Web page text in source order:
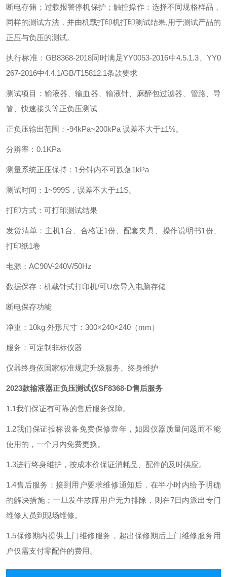
断电存储；过载报警停机保护；触控操作：选择不同规格样品，
同样的测试方法，并由机载打印机打印测试结果,用于测试产品的
正压与负压的测试。
执行标准：GB8368-2018同时满足YY0053-2016中4.5.1.3、YY0
267-2016中4.4.1/GB/T15812.1条款要求
测试项目：输液器、输血器、输液针、麻醉包过滤器、管路、导
管、快速接头等正负压测试
正负压输出范围：-94kPa~200kPa 误差不大于±1%。
分辨率：0.1KPa
测量系统正压保持：1分钟内不可跌落1kPa
测试时间：1~999S，误差不大于±1S。
打印方式：可打印测试结果
发货清单：主机1台、合格证1份、配套夹具、操作说明书1份、
打印纸1卷
电源：AC90V-240V/50Hz
数据保存：机载针式打印机/可U盘导入电脑存储
断电保存功能
净重：10kg 外形尺寸：300×240×240（mm）
服务：可定制非标仪器
仪器终身依国家标准规定升级服务、终身维护
2023款输液器正负压测试仪SF8368-D售后服务
1.1我们保证有可靠的售后服务保障。
1.2我们保证投标设备免费保修壹年，如因仪器质量问题而不能
使用的，一个月内免费更换。
1.3进行终身维护，按成本价保证消耗品、配件的及时供应。
1.4售后服务：接到用户要求维修通知后，在半小时内给予明确
的解决措施；一旦发生故障用户无力排除，则在7日内派出专门
维修人员到现场维修。
1.5保修期内提供上门维修服务，超出保修期后上门维修服务用
户仅需支付零配件的费用。